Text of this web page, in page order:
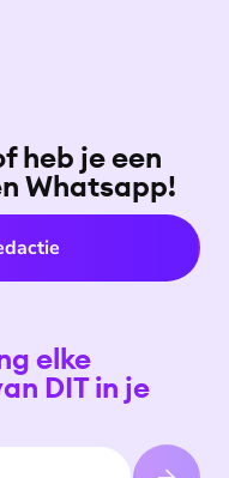
heb je een
Whatsapp!
elke
DIT in je